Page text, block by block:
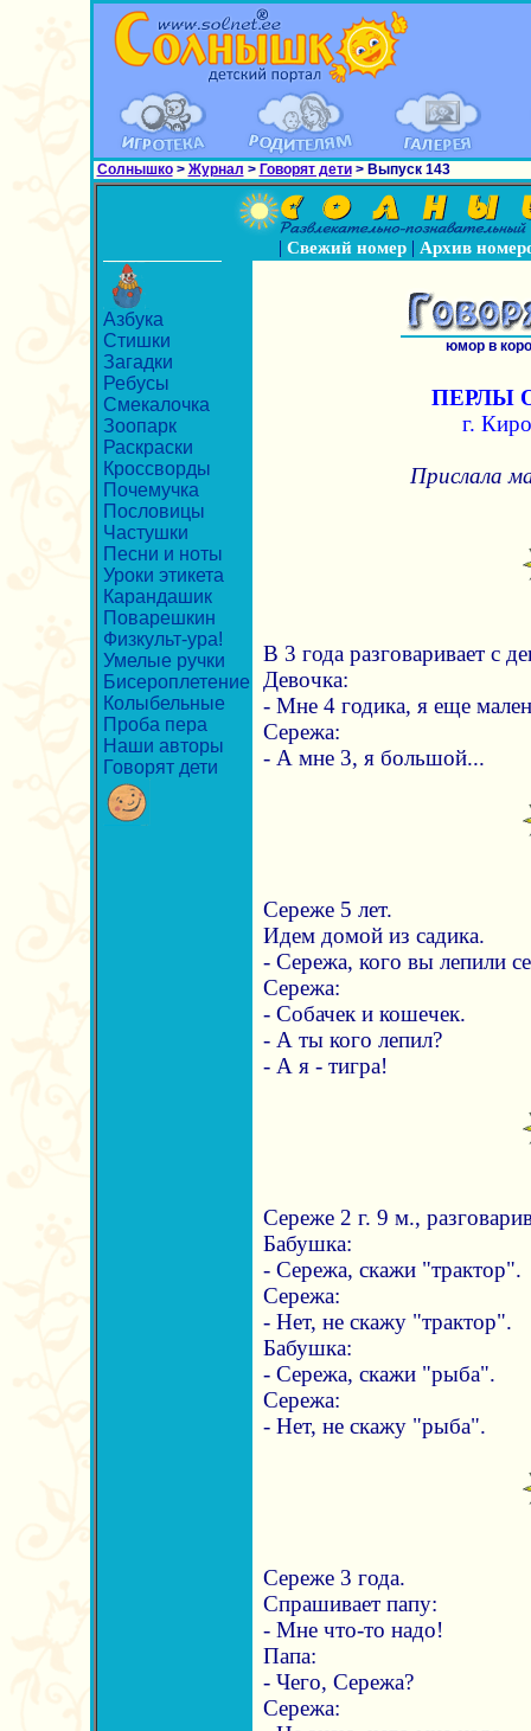
Солнышко> Журнал > Говорят дети> Выпуск 143
| Свежий номер| Архив
Азбука
Стишки
Загадки
Ребусы
Смекалочка
Зоопарк
Раскраски
Кроссворды
Почемучка
Пословицы
Частушки
Песни и ноты
Уроки этикета
Карандашик
Поварешкин
Физкульт-ура!
Умелые ручки
Бисероплетение
Колыбельные
Проба пера
Наши авторы
Говорят дети
юмор в
ПЕРЛЫ
г.
Прислала
В 3 года разговаривает с
Девочка:
- Мне 4 годика, я еще
Сережа:
- А мне 3, я большой...
Сереже 5 лет.
Идем домой из садика.
- Сережа, кого вы лепили
Сережа:
- Собачек и кошечек.
- А ты кого лепил?
- А я - тигра!
Сереже 2 г. 9 м.,
Бабушка:
- Сережа, скажи "трактор".
Сережа:
- Нет, не скажу "трактор".
Бабушка:
- Сережа, скажи "рыба".
Сережа:
- Нет, не скажу "рыба".
Сереже 3 года.
Спрашивает папу:
- Мне что-то надо!
Папа:
- Чего, Сережа?
Сережа: